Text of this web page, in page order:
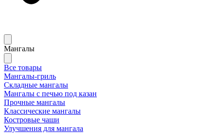
Мангалы
Все товары
Мангалы-гриль
Складные мангалы
Мангалы с печью под казан
Прочные мангалы
Классические мангалы
Костровые чаши
Улучшения для мангала